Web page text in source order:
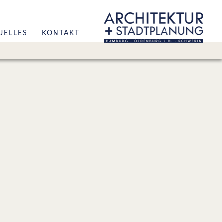
KONTAKT